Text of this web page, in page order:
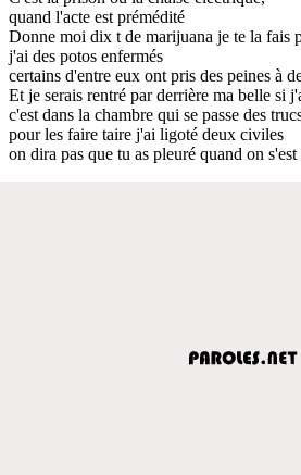
quand l'acte est prémédité
Donne moi dix t de marijuana je te la fais
j'ai des potos enfermés
certains d'entre eux ont pris des peines à
Et je serais rentré par derrière ma belle si
c'est dans la chambre qui se passe des
pour les faire taire j'ai ligoté deux civiles
on dira pas que tu as pleuré quand on s'est